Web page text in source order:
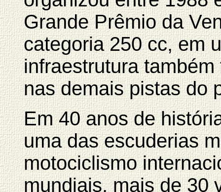
Grande Prêmio da
categoria 250 cc, em
infraestrutura
nas demais pistas do
Em 40 anos de
uma das escuderias
motociclismo
mundiais, mais de 30